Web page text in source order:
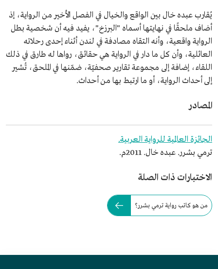
يُقارب عبده خال بين الواقع والخيال في الفصل الأخير من الرواية، إذ
أضاف ملحقًا في نهايتها أسماه "البرزخ"، يفيد فيه أن شخصية بطل
الرواية واقعية، وأنه التقاه مصادفة في لندن أثناء إحدى رحلاته
العائلية، وأن كل ما دار في الرواية هي حقائق، رواها له طارق في ذلك
اللقاء، إضافة إلى مجموعة تقارير صحفيّة، ضمّنها في الملحق، تُشير
إلى أحداث الرواية، أو ما ارتبط بها من أحداث.
المصادر
الجائزة العالمية للرواية العربية.
ترمي بشرر. عبده خال. 2011م.
الاختبارات ذات الصلة
من هو كاتب رواية ترمي بشرر؟